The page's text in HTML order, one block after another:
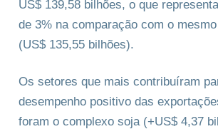
US$ 139,58 bilhões, o que
de 3% na comparação com o
(US$ 135,55 bilhões).
Os setores que mais contribuíram
desempenho positivo das
foram o complexo soja (+US$ 4,37